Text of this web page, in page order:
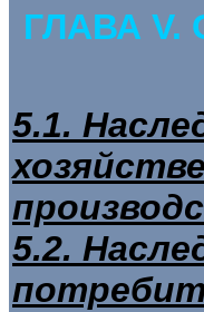
ГЛАВА
5.1.
5.2.